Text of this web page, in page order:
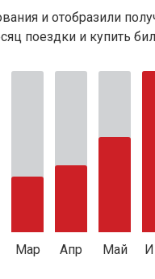
и отобразили
поездки и купить
Мар Апр Май